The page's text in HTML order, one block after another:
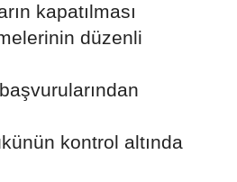
kapatılması
düzenli
kontrol altında